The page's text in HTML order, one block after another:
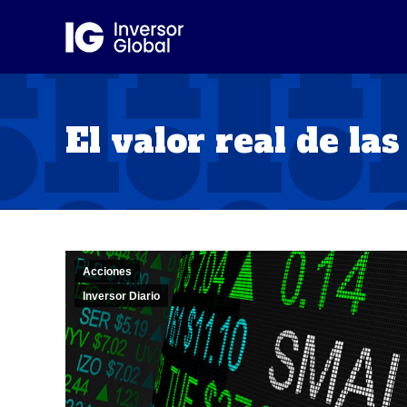
El valor real de
Acciones
Inversor Diario